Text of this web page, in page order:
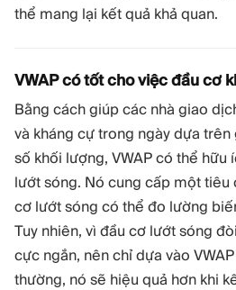
thể mang lại kết quả khả quan.
VWAP có tốt cho việc đầu cơ
Bằng cách giúp các nhà giao
và kháng cự trong ngày dựa
số khối lượng, VWAP có thể hữu
lướt sóng. Nó cung cấp một tiêu
cơ lướt sóng có thể đo lường
Tuy nhiên, vì đầu cơ lướt sóng
cực ngắn, nên chỉ dựa vào
thường, nó sẽ hiệu quả hơn khi